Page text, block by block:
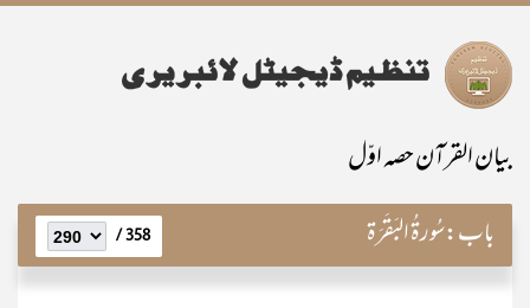
بیان القرآن حصہ اوّل
باب:سُورۃُ البَقَرَۃ 358 /